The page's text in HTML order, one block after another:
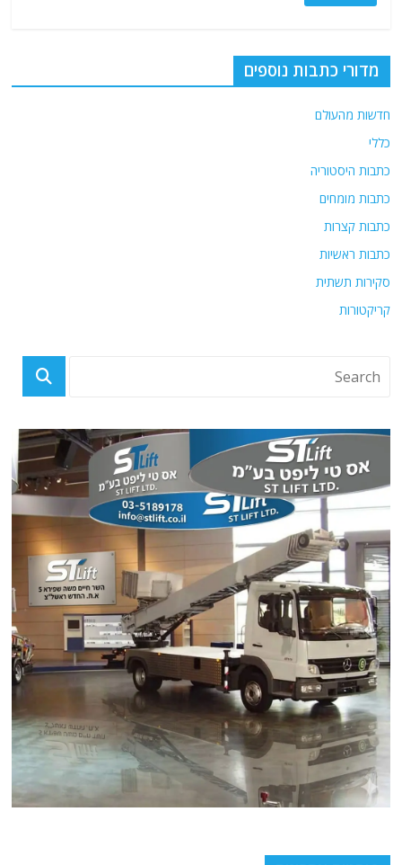
מדורי כתבות נוספים
חדשות מהעולם
כללי
כתבות היסטוריה
כתבות מומחים
כתבות קצרות
כתבות ראשיות
סקירות תשתית
קריקטורות